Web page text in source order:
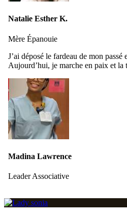
Natalie Esther K.
Mère Épanouie
J’ai déposé le fardeau de mon passé
Aujourd’hui, je marche en paix et la
Madina Lawrence
Leader Associative